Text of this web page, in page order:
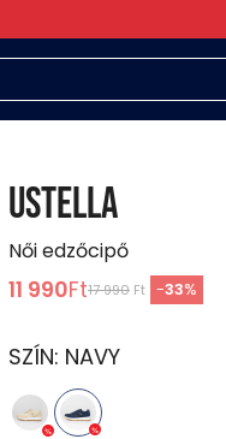
USTELLA
Női edzőcipő
11 990Ft17 990 Ft -33%
SZÍN: NAVY